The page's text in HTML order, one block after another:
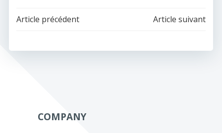
Navigation
de
Article précédent
Navigation
de
Article suivant
COMPANY